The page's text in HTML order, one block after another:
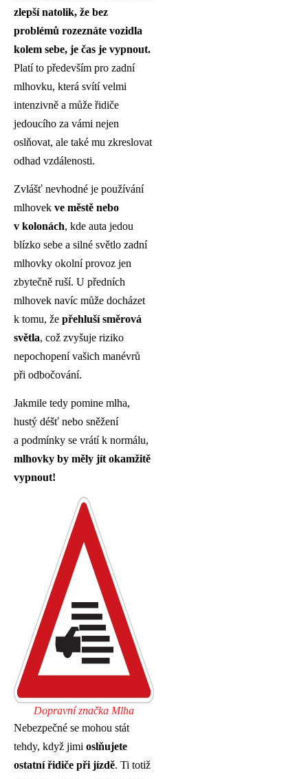
zlepší natolik, že bez
problémů rozeznáte vozidla
kolem sebe, je čas je vypnout.
Platí to především pro zadní
mlhovku, která svítí velmi
intenzivně a může řidiče
jedoucího za vámi nejen
oslňovat, ale také mu zkreslovat
odhad vzdálenosti.
Zvlášť nevhodné je používání
mlhovek ve městě nebo
v kolonách, kde auta jedou
blízko sebe a silné světlo zadní
mlhovky okolní provoz jen
zbytečně ruší. U předních
mlhovek navíc může docházet
k tomu, že přehluší směrová
světla, což zvyšuje riziko
nepochopení vašich manévrů
při odbočování.
Jakmile tedy pomine mlha,
hustý déšť nebo sněžení
a podmínky se vrátí k normálu,
mlhovky by měly jít okamžitě
vypnout!
Dopravní značka Mlha
Nebezpečné se mohou stát
tehdy, když jimi oslňujete
ostatní řidiče při jízdě. Ti totiž